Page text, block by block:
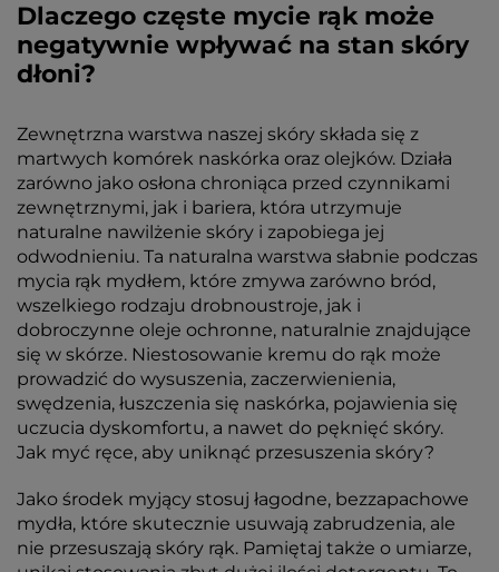
Dlaczego częste mycie rąk może
negatywnie wpływać na stan skóry
dłoni?
Zewnętrzna warstwa naszej skóry składa się z
martwych komórek naskórka oraz olejków. Działa
zarówno jako osłona chroniąca przed czynnikami
zewnętrznymi, jak i bariera, która utrzymuje
naturalne nawilżenie skóry i zapobiega jej
odwodnieniu. Ta naturalna warstwa słabnie podczas
mycia rąk mydłem, które zmywa zarówno bród,
wszelkiego rodzaju drobnoustroje, jak i
dobroczynne oleje ochronne, naturalnie znajdujące
się w skórze. Niestosowanie kremu do rąk może
prowadzić do wysuszenia, zaczerwienienia,
swędzenia, łuszczenia się naskórka, pojawienia się
uczucia dyskomfortu, a nawet do pęknięć skóry.
Jak myć ręce, aby uniknąć przesuszenia skóry?
Jako środek myjący stosuj łagodne, bezzapachowe
mydła, które skutecznie usuwają zabrudzenia, ale
nie przesuszają skóry rąk. Pamiętaj także o umiarze,